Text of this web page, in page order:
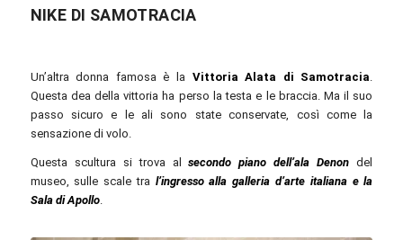
NIKE DI SAMOTRACIA
Un’altra donna famosa è la Vittoria Alata di Samotracia
Questa dea della vittoria ha perso la testa e le braccia. Ma il suo
passo sicuro e le ali sono state conservate, così come la
sensazione di volo.
Questa scultura si trova alsecondo piano dell’ala Denon del
museo, sulle scale tra l’ingresso alla galleria d’arte italiana e la
Sala di Apollo.